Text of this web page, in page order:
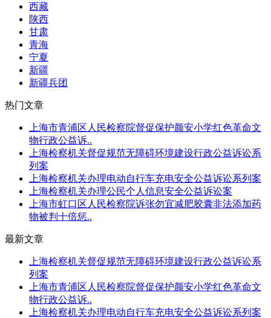
西藏
陕西
甘肃
青海
宁夏
新疆
新疆兵团
热门文章
上海市青浦区人民检察院督促保护颜安小学红色革命文
物行政公益诉..
上海检察机关督促规范无障碍环境建设行政公益诉讼系
列案
上海检察机关办理电动自行车充电安全公益诉讼系列案
上海检察机关办理公民个人信息安全公益诉讼案
上海市虹口区人民检察院诉张勿宜减肥胶囊非法添加药
物被判十倍惩..
最新文章
上海检察机关督促规范无障碍环境建设行政公益诉讼系
列案
上海市青浦区人民检察院督促保护颜安小学红色革命文
物行政公益诉..
上海检察机关办理电动自行车充电安全公益诉讼系列案